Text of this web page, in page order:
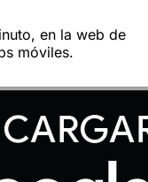
en la web de
móviles.